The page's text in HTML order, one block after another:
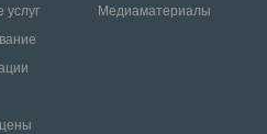
услуг
Медиаматериалы